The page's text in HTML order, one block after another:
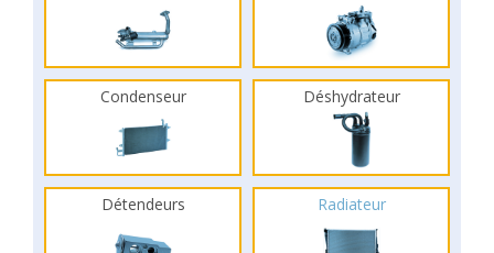
Condenseur Déshydrateur
Détendeurs Radiateur